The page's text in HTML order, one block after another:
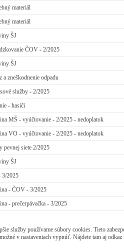
materiál
materiál
ŠJ
ČOV - 2/2025
ŠJ
a zneškodnenie odpadu
služby - 2/2025
- hasiči
MŠ - vyúčtovanie - 2/2025 - nedoplatok
VO - vyúčtovanie - 2/2025 - nedoplatok
pevnej siete 2/2025
ŠJ
3/2025
- ČOV - 3/2025
- prečerpávačka - 3/2025
služby používame súbory cookies. Tieto
v nastaveniach vypnúť. Nájdete tam aj